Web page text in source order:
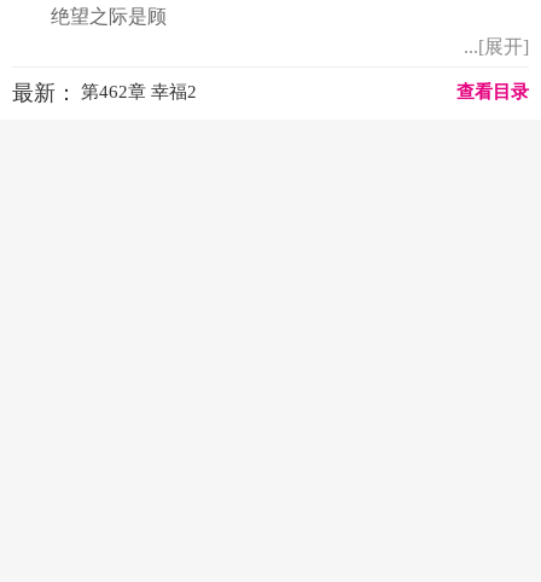
绝望之际是顾
...[展开]
最新： 第462章 幸福2 查看目录